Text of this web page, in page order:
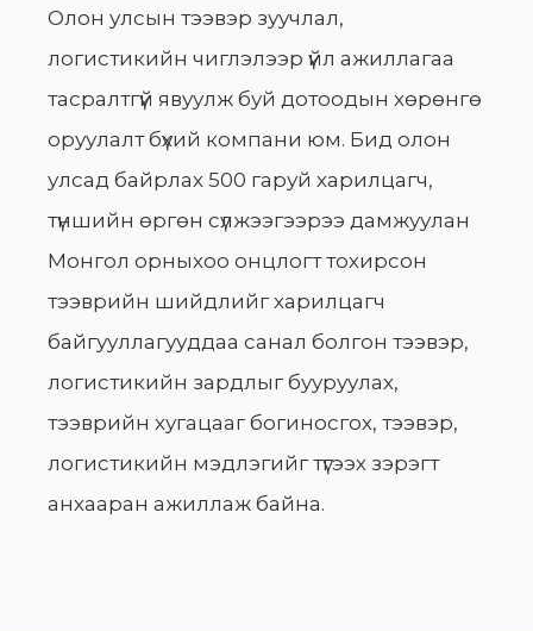
Олон улсын тээвэр зуучлал,
логистикийн чиглэлээр үйл ажиллагаа
тасралтгүй явуулж буй дотоодын хөрөнгө
оруулалт бүхий компани юм. Бид олон
улсад байрлах 500 гаруй харилцагч,
түншийн өргөн сүлжээгээрээ дамжуулан
Монгол орныхоо онцлогт тохирсон
тээврийн шийдлийг харилцагч
байгууллагууддаа санал болгон тээвэр,
логистикийн зардлыг бууруулах,
тээврийн хугацааг богиносгох, тээвэр,
логистикийн мэдлэгийг түгээх зэрэгт
анхааран ажиллаж байна.